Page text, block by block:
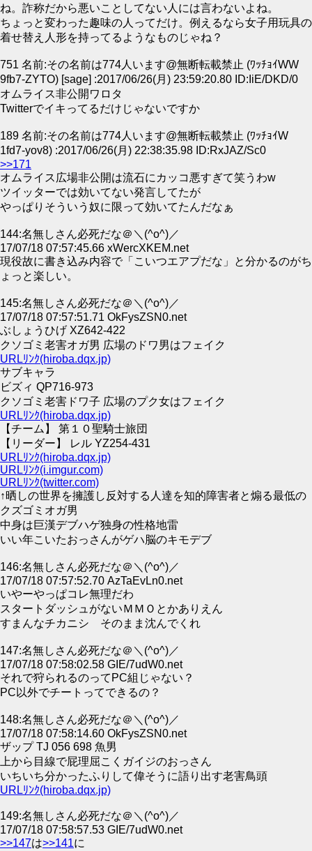
ね。詐称だから悪いことしてない人には言わないよね。
ちょっと変わった趣味の人ってだけ。例えるなら女子用玩具の
着せ替え人形を持ってるようなものじゃね？
751 名前:その名前は774人います@無断転載禁止 (ﾜｯﾁｮｲWW
9fb7-ZYTO) [sage] :2017/06/26(月) 23:59:20.80 ID:IiE/DKD/0
オムライス非公開ワロタ
Twitterでイキってるだけじゃないですか
189 名前:その名前は774人います@無断転載禁止 (ﾜｯﾁｮｲW
1fd7-yov8) :2017/06/26(月) 22:38:35.98 ID:RxJAZ/Sc0
>>171
オムライス広場非公開は流石にカッコ悪すぎて笑うわw
ツイッターでは効いてない発言してたが
やっぱりそういう奴に限って効いてたんだなぁ
144:名無しさん必死だな＠＼(^o^)／
17/07/18 07:57:45.66 xWercXKEM.net
現役故に書き込み内容で「こいつエアプだな」と分かるのがち
ょっと楽しい。
145:名無しさん必死だな＠＼(^o^)／
17/07/18 07:57:51.71 OkFysZSN0.net
ぶしょうひげ XZ642-422
クソゴミ老害オガ男 広場のドワ男はフェイク
URLﾘﾝｸ(hiroba.dqx.jp)
サブキャラ
ビズィ QP716-973
クソゴミ老害ドワ子 広場のプク女はフェイク
URLﾘﾝｸ(hiroba.dqx.jp)
【チーム】 第１０聖騎士旅団
【リーダー】 レル YZ254-431
URLﾘﾝｸ(hiroba.dqx.jp)
URLﾘﾝｸ(i.imgur.com)
URLﾘﾝｸ(twitter.com)
↑晒しの世界を擁護し反対する人達を知的障害者と煽る最低の
クズゴミオガ男
中身は巨漢デブハゲ独身の性格地雷
いい年こいたおっさんがゲハ脳のキモデブ
146:名無しさん必死だな＠＼(^o^)／
17/07/18 07:57:52.70 AzTaEvLn0.net
いやーやっぱコレ無理だわ
スタートダッシュがないＭＭＯとかありえん
すまんなチカニシ そのまま沈んでくれ
147:名無しさん必死だな＠＼(^o^)／
17/07/18 07:58:02.58 GIE/7udW0.net
それで狩られるのってPC組じゃない？
PC以外でチートってできるの？
148:名無しさん必死だな＠＼(^o^)／
17/07/18 07:58:14.60 OkFysZSN0.net
ザップ TJ 056 698 魚男
上から目線で屁理屈こくガイジのおっさん
いちいち分かったふりして偉そうに語り出す老害鳥頭
URLﾘﾝｸ(hiroba.dqx.jp)
149:名無しさん必死だな＠＼(^o^)／
17/07/18 07:58:57.53 GIE/7udW0.net
>>147は>>141に